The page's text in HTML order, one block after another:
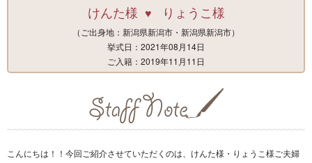
けんた様 ♥ りょうこ様
（ご出身地：新潟県新潟市・新潟県新潟市）
挙式日：2021年08月14日
ご入籍：2019年11月11日
こんにちは！！今回ご紹介させていただくのは、けんた様・りょうこ様ご夫婦